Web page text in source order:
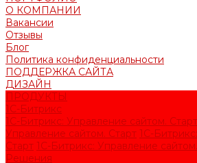
О КОМПАНИИ
Вакансии
Отзывы
Блог
Политика конфиденциальности
ПОДДЕРЖКА САЙТА
ДИЗАЙН
ПРОДУКТЫ
1С-Битрикс
1С-Битрикс: Управление сайтом. Старт
Управление сайтом. Старт 1С-
Старт 1С-Битрикс: Управление
Решения